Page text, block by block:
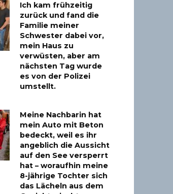
Ich kam frühzeitig
zurück und fand die
Familie meiner
Schwester dabei vor,
mein Haus zu
verwüsten, aber am
nächsten Tag wurde
es von der Polizei
umstellt.
Meine Nachbarin hat
mein Auto mit Beton
bedeckt, weil es ihr
angeblich die Aussicht
auf den See versperrt
hat – woraufhin meine
8-jährige Tochter sich
das Lächeln aus dem